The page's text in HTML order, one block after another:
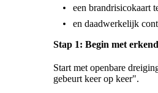
een brandrisicokaart
en daadwerkelijk
Stap 1: Begin met
Start met openbare
gebeurt keer op keer".